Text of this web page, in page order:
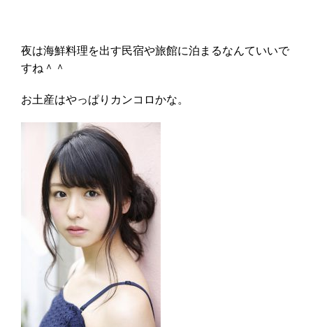
夜は海鮮料理を出す民宿や旅館に泊まるなんていいで
すね＾＾
お土産はやっぱりカンコロかな。